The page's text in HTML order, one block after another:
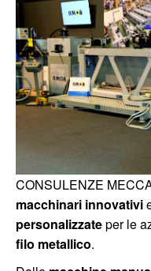
CONSULENZE
macchinari innovativi
personalizzateper le
filo metallico.